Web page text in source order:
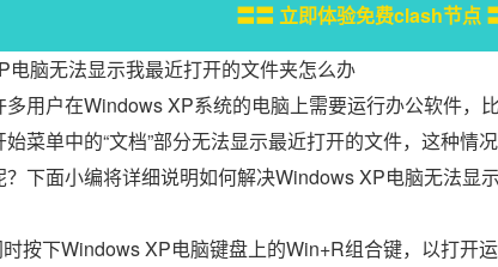
〓〓 立即体验免费clash节点
电脑无法显示我最近打开的文件夹怎么办
户在Windows XP系统的电脑上需要运行办公软件，
菜单中的“文档”部分无法显示最近打开的文件，这种情
下面小编将详细说明如何解决Windows XP电脑无法显
下Windows XP电脑键盘上的Win+R组合键，以打开